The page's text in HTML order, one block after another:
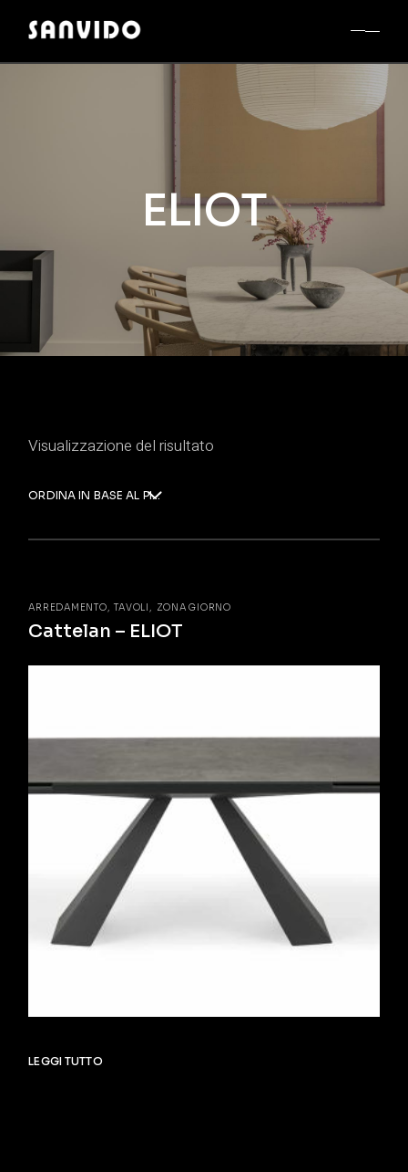
ELIOT
Visualizzazione del risultato
ORDINA IN BASE AL PIÙ RECENTE
LEGGI TUTTO
ARREDAMENTO TAVOLI ZONA GIORNO
Cattelan – ELIOT